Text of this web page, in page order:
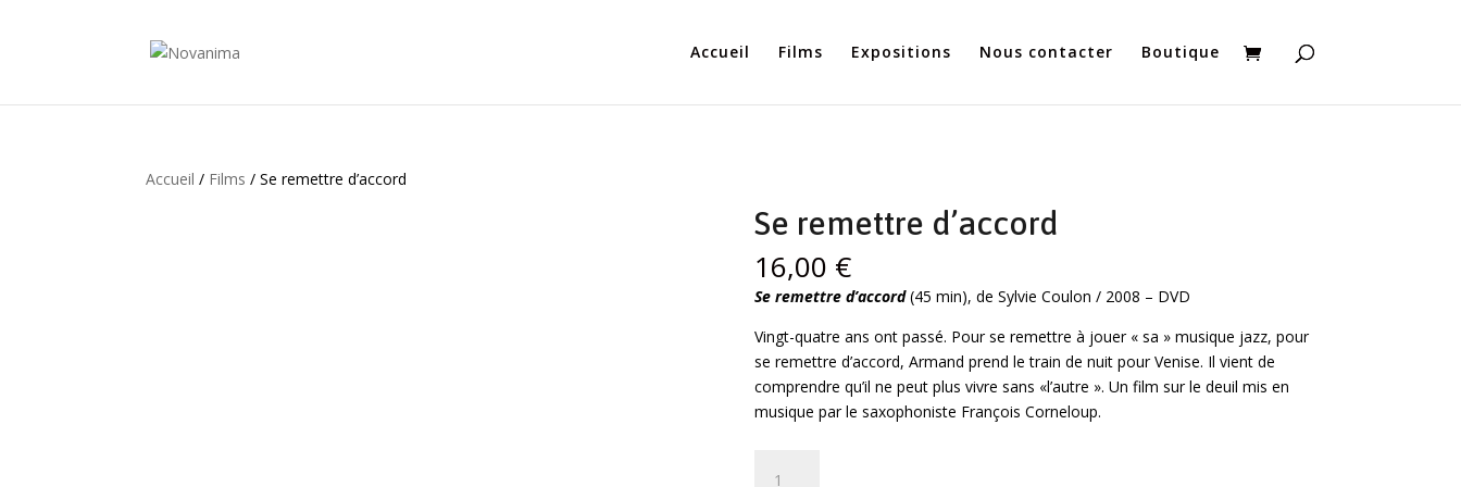
Accueil Films Expositions Nous contacter Boutique
Accueil / Films / Se remettre d’accord
Se remettre d’accord
16,00 €
Se remettre d’accord(45 min), de Sylvie Coulon / 2008 – DVD
Vingt-quatre ans ont passé. Pour se remettre à jouer « sa » musique jazz, pour
se remettre d’accord, Armand prend le train de nuit pour Venise. Il vient de
comprendre qu’il ne peut plus vivre sans «l’autre ». Un film sur le deuil mis en
musique par le saxophoniste François Corneloup.